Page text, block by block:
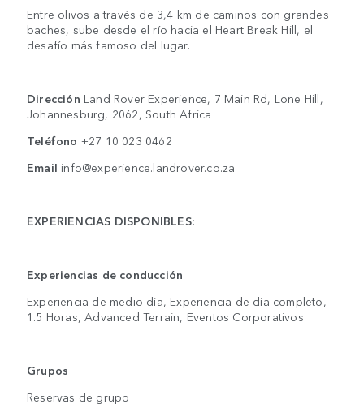
Entre olivos a través de 3,4 km de caminos con grandes
baches, sube desde el río hacia el Heart Break Hill, el
desafío más famoso del lugar.
Dirección Land Rover Experience, 7 Main Rd, Lone Hill,
Johannesburg, 2062, South Africa
Teléfono +27 10 023 0462
Email info@experience.landrover.co.za
EXPERIENCIAS DISPONIBLES:
Experiencias de conducción
Experiencia de medio día, Experiencia de día completo,
1.5 Horas, Advanced Terrain, Eventos Corporativos
Grupos
Reservas de grupo